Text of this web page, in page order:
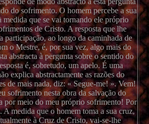
do sofrimento. O homem percebe a sua
medida que se vai tornando ele próprio
de Cristo. A resposta que lhe
participação, ao longo da caminhada de
o Mestre, é, por sua vez, algo mais do
abstracta à pergunta sobre o sentido do
é, sobretudo, um apelo. É uma
explica abstractamente as razões do
de mais nada, diz: « Segue-me! ». Vem!
sofrimento nesta obra da salvação do
por meio do meu próprio sofrimento! Por
A medida que o homem toma a sua cruz,
à Cruz de Cristo, vai-se-lhe